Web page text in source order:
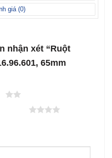
giá (0)
nhận xét “Ruột
65mm